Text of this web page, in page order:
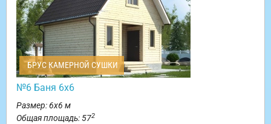
БРУС КАМЕРНОЙ СУШКИ
№6 Баня 6х6
Размер: 6х6 м
Общая площадь: 572